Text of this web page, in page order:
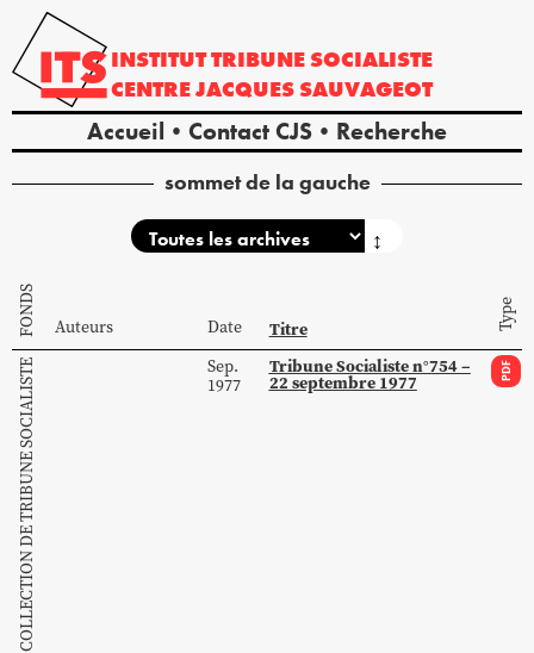
INSTITUTTRIBUNE SOCIALISTE
CENTREJACQUES SAUVAGEOT
Accueil Contact CJS Recherche
sommet de la gauche
↕
FONDS Auteurs Date Titre Type
COLLECTION DE TRIBUNE SOCIALISTE
Sep.
1977
Tribune Socialiste n°754 –
22 septembre 1977 PDF